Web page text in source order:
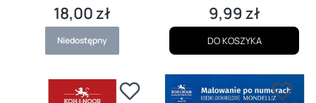
Cena
18,00 zł
Niedostępny
Cena
9,99 zł
DO KOSZYKA